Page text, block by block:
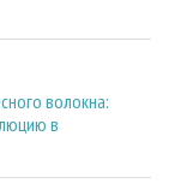
волокна:
в